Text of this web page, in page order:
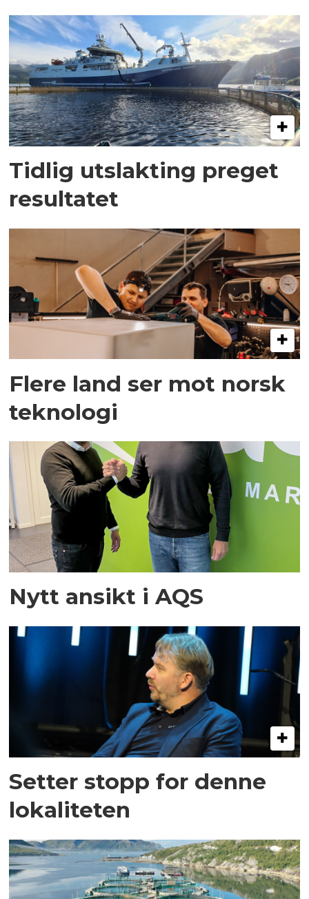
Tidlig utslakting preget
resultatet
Flere land ser mot norsk
teknologi
Nytt ansikt i AQS
Setter stopp for denne
lokaliteten